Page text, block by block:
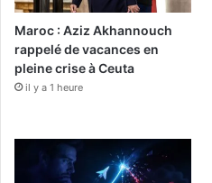
Maroc : Aziz Akhannouch
rappelé de vacances en
pleine crise à Ceuta
il y a 1 heure